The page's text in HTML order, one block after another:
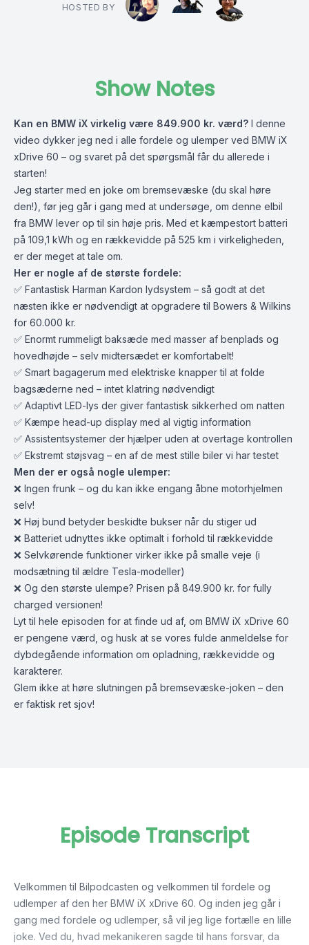
HOSTED BY
Show Notes
Kan en BMW iX virkelig være 849.900 kr. værd? I denne
video dykker jeg ned i alle fordele og ulemper ved BMW iX
xDrive 60 – og svaret på det spørgsmål får du allerede i
starten!
Jeg starter med en joke om bremsevæske (du skal høre
den!), før jeg går i gang med at undersøge, om denne elbil
fra BMW lever op til sin høje pris. Med et kæmpestort batteri
på 109,1 kWh og en rækkevidde på 525 km i virkeligheden,
er der meget at tale om.
Her er nogle af de største fordele:
✅ Fantastisk Harman Kardon lydsystem – så godt at det
næsten ikke er nødvendigt at opgradere til Bowers & Wilkins
for 60.000 kr.
✅ Enormt rummeligt baksæde med masser af benplads og
hovedhøjde – selv midtersædet er komfortabelt!
✅ Smart bagagerum med elektriske knapper til at folde
bagsæderne ned – intet klatring nødvendigt
✅ Adaptivt LED-lys der giver fantastisk sikkerhed om natten
✅ Kæmpe head-up display med al vigtig information
✅ Assistentsystemer der hjælper uden at overtage kontrollen
✅ Ekstremt støjsvag – en af de mest stille biler vi har testet
Men der er også nogle ulemper:
❌ Ingen frunk – og du kan ikke engang åbne motorhjelmen
selv!
❌ Høj bund betyder beskidte bukser når du stiger ud
❌ Batteriet udnyttes ikke optimalt i forhold til rækkevidde
❌ Selvkørende funktioner virker ikke på smalle veje (i
modsætning til ældre Tesla-modeller)
❌ Og den største ulempe? Prisen på 849.900 kr. for fully
charged versionen!
Lyt til hele episoden for at finde ud af, om BMW iX xDrive 60
er pengene værd, og husk at se vores fulde anmeldelse for
dybdegående information om opladning, rækkevidde og
karakterer.
Glem ikke at høre slutningen på bremsevæske-joken – den
er faktisk ret sjov!
Episode Transcript